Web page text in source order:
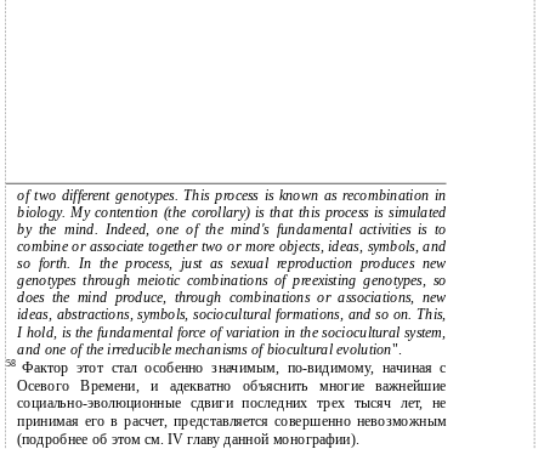
of two different genotypes. This process is known as recombination in
biology. My contention (the corollary) is that this process is simulated
by the mind. Indeed, one of the mind's fundamental activities is to
combine or associate together two or more objects, ideas, symbols, and
so forth. In the process, just as sexual reproduction produces new
genotypes through meiotic combinations of preexisting genotypes, so
does the mind produce, through combinations or associations, new
ideas, abstractions, symbols, sociocultural formations, and so on. This,
I hold, is the fundamental force of variation in the sociocultural system,
and one of the irreducible mechanisms of biocultural evolution".
58Фактор этот стал особенно значимым, по-видимому, начиная с
Осевого Времени, и адекватно объяснить многие важнейшие
социально-эволюционные сдвиги последних трех тысяч лет, не
принимая его в расчет, представляется совершенно невозможным
(подробнее об этом см. IV главу данной монографии).